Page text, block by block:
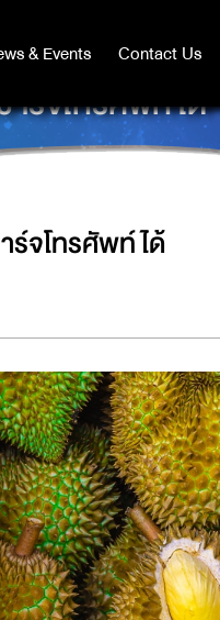
& Events Contact Us
& Events Contact Us
าร์จโทรศัพท์ได้
ร์จโทรศัพท์ได้